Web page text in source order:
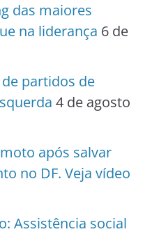
das maiores
na liderança 6 de
partidos de
4 de agosto
após salvar
no DF. Veja vídeo
Assistência social